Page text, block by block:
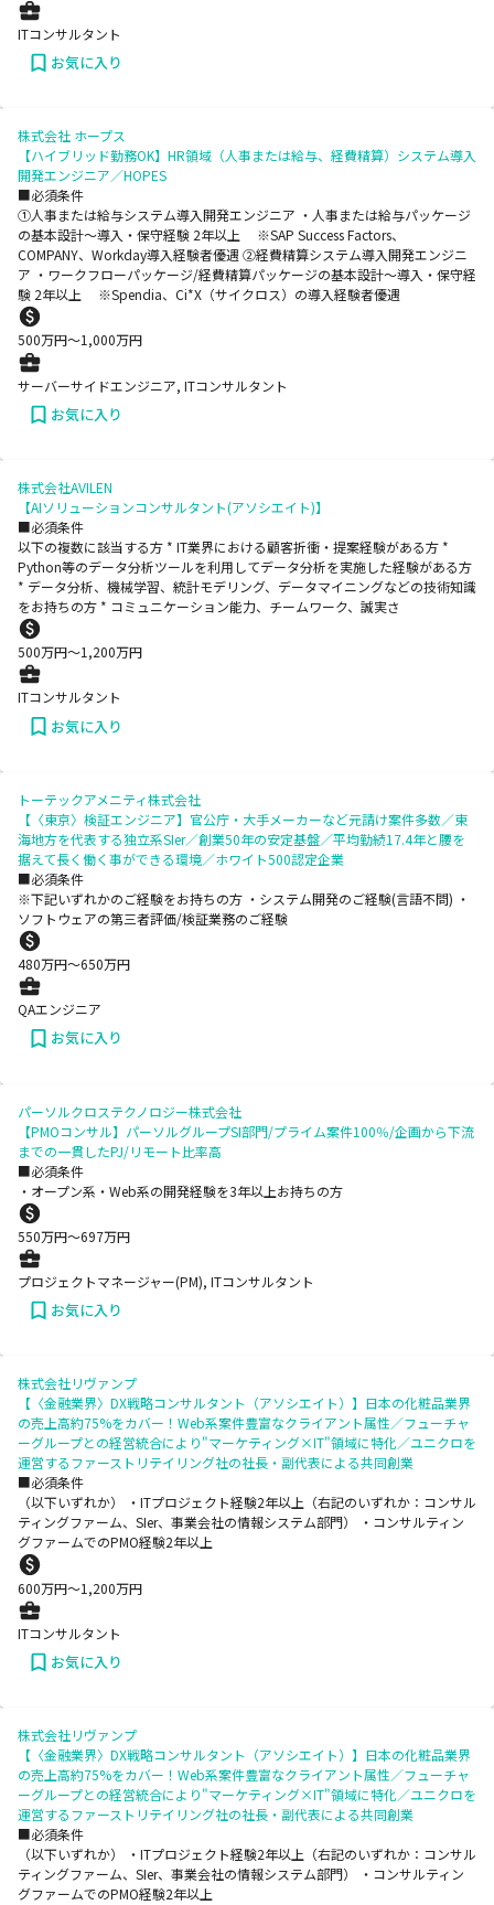
ITコンサルタント
お気に入り
株式会社 ホープス
【ハイブリッド勤務OK】HR領域（人事または給与、経費精算）システム導入
開発エンジニア／HOPES
■必須条件
➀人事または給与システム導入開発エンジニア ・人事または給与パッケージ
の基本設計～導入・保守経験 2年以上 ※SAP Success Factors、
COMPANY、Workday導入経験者優遇 ➁経費精算システム導入開発エンジニ
ア ・ワークフローパッケージ/経費精算パッケージの基本設計～導入・保守経
験 2年以上 ※Spendia、Ci*X（サイクロス）の導入経験者優遇
500万円〜1,000万円
サーバーサイドエンジニア, ITコンサルタント
お気に入り
株式会社AVILEN
【AIソリューションコンサルタント(アソシエイト)】
■必須条件
以下の複数に該当する方 * IT業界における顧客折衝・提案経験がある方 *
Python等のデータ分析ツールを利用してデータ分析を実施した経験がある方
* データ分析、機械学習、統計モデリング、データマイニングなどの技術知識
をお持ちの方 * コミュニケーション能力、チームワーク、誠実さ
500万円〜1,200万円
ITコンサルタント
お気に入り
トーテックアメニティ株式会社
【〈東京〉検証エンジニア】官公庁・大手メーカーなど元請け案件多数／東
海地方を代表する独立系SIer／創業50年の安定基盤／平均勤続17.4年と腰を
据えて長く働く事ができる環境／ホワイト500認定企業
■必須条件
※下記いずれかのご経験をお持ちの方 ・システム開発のご経験(言語不問) ・
ソフトウェアの第三者評価/検証業務のご経験
480万円〜650万円
QAエンジニア
お気に入り
パーソルクロステクノロジー株式会社
【PMOコンサル】パーソルグループSI部門/プライム案件100％/企画から下流
までの一貫したPJ/リモート比率高
■必須条件
・オープン系・Web系の開発経験を3年以上お持ちの方
550万円〜697万円
プロジェクトマネージャー(PM), ITコンサルタント
お気に入り
株式会社リヴァンプ
【〈金融業界〉DX戦略コンサルタント（アソシエイト）】日本の化粧品業界
の売上高約75%をカバー！Web系案件豊富なクライアント属性／フューチャ
ーグループとの経営統合により"マーケティング×IT"領域に特化／ユニクロを
運営するファーストリテイリング社の社長・副代表による共同創業
■必須条件
（以下いずれか） ・ITプロジェクト経験2年以上（右記のいずれか：コンサル
ティングファーム、SIer、事業会社の情報システム部門） ・コンサルティン
グファームでのPMO経験2年以上
600万円〜1,200万円
ITコンサルタント
お気に入り
株式会社リヴァンプ
【〈金融業界〉DX戦略コンサルタント（アソシエイト）】日本の化粧品業界
の売上高約75%をカバー！Web系案件豊富なクライアント属性／フューチャ
ーグループとの経営統合により"マーケティング×IT"領域に特化／ユニクロを
運営するファーストリテイリング社の社長・副代表による共同創業
■必須条件
（以下いずれか） ・ITプロジェクト経験2年以上（右記のいずれか：コンサル
ティングファーム、SIer、事業会社の情報システム部門） ・コンサルティン
グファームでのPMO経験2年以上